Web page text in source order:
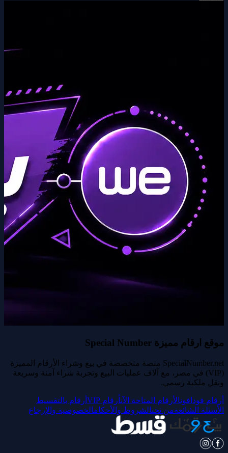
موقع ارقام مميزة Special Number
SpecialNumber.net منصة متخصصة في بيع وشراء الأرقام المميزة
(VIP) في مصر، مع آلاف عمليات البيع وتجربة شراء آمنة وسريعة
ونقل ملكية رسمي.
أرقام فودافونالأرقام المتاحة الآنأرقام VIP
أرقام بالتقسيط
الأسئلة الشائعةمن نحنالشروط والأحكامالخصوصية والإرجاع